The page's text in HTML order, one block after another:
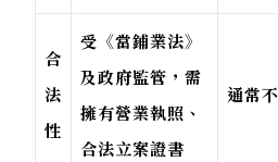
合
法
性
受《當鋪業法》
及政府監管，需
擁有營業執照、
合法立案證書
通常